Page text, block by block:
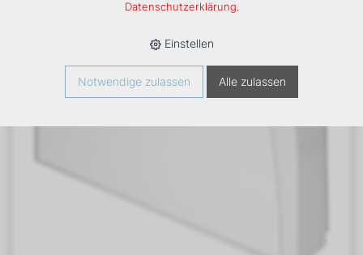
Datenschutzerklärung.
Einstellen
Notwendige zulassen Alle zulassen